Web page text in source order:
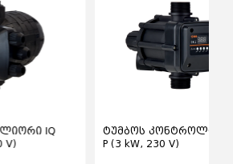
ინსტრუმენტები
IQ
V)
ტუმბოს კონტროლიორი
P (3 kW, 230 V)